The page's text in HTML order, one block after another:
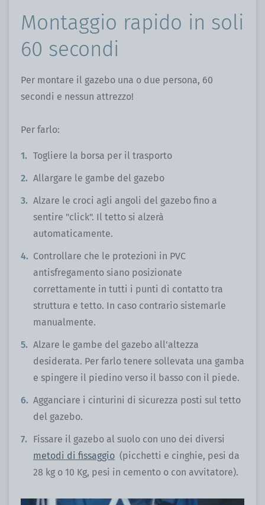
Montaggio rapido in soli
60 secondi
Per montare il gazebo una o due persona, 60
secondi e nessun attrezzo!
Per farlo:
Togliere la borsa per il trasporto
Allargare le gambe del gazebo
Alzare le croci agli angoli del gazebo fino a
sentire "click". Il tetto si alzerà
automaticamente.
Controllare che le protezioni in PVC
antisfregamento siano posizionate
correttamente in tutti i punti di contatto tra
struttura e tetto. In caso contrario sistemarle
manualmente.
Alzare le gambe del gazebo all'altezza
desiderata. Per farlo tenere sollevata una gamba
e spingere il piedino verso il basso con il piede.
Agganciare i cinturini di sicurezza posti sul tetto
del gazebo.
Fissare il gazebo al suolo con uno dei diversi
metodi di fissaggio (picchetti e cinghie, pesi da
28 kg o 10 Kg, pesi in cemento o con avvitatore).